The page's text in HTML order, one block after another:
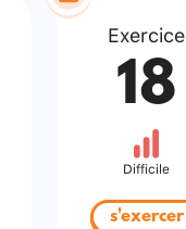
Exercice
18
Difficile
s'exercer